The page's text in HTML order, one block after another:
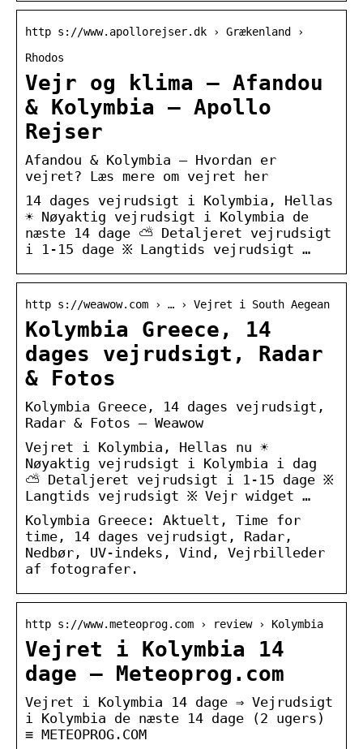
http s://www.apollorejser.dk › Grækenland ›
Rhodos
Vejr og klima – Afandou
& Kolymbia – Apollo
Rejser
Afandou & Kolymbia – Hvordan er
vejret? Læs mere om vejret her
14 dages vejrudsigt i Kolymbia, Hellas
☀️ Nøyaktig vejrudsigt i Kolymbia de
næste 14 dage ⛅ Detaljeret vejrudsigt
i 1-15 dage ፠ Langtids vejrudsigt …
http s://weawow.com › … › Vejret i South Aegean
Kolymbia Greece, 14
dages vejrudsigt, Radar
& Fotos
Kolymbia Greece, 14 dages vejrudsigt,
Radar & Fotos – Weawow
Vejret i Kolymbia, Hellas nu ☀️
Nøyaktig vejrudsigt i Kolymbia i dag
⛅ Detaljeret vejrudsigt i 1-15 dage ፠
Langtids vejrudsigt ፠ Vejr widget …
Kolymbia Greece: Aktuelt, Time for
time, 14 dages vejrudsigt, Radar,
Nedbør, UV-indeks, Vind, Vejrbilleder
af fotografer.
http s://www.meteoprog.com › review › Kolymbia
Vejret i Kolymbia 14
dage – Meteoprog.com
Vejret i Kolymbia 14 dage ⇒ Vejrudsigt
i Kolymbia de næste 14 dage (2 ugers)
≡ METEOPROG.COM